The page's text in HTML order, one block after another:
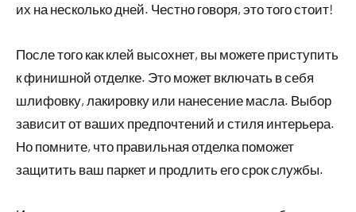
их на несколько дней. Честно говоря, это того стоит!
После того как клей высохнет, вы можете приступить
к финишной отделке. Это может включать в себя
шлифовку, лакировку или нанесение масла. Выбор
зависит от ваших предпочтений и стиля интерьера.
Но помните, что правильная отделка поможет
защитить ваш паркет и продлить его срок службы.